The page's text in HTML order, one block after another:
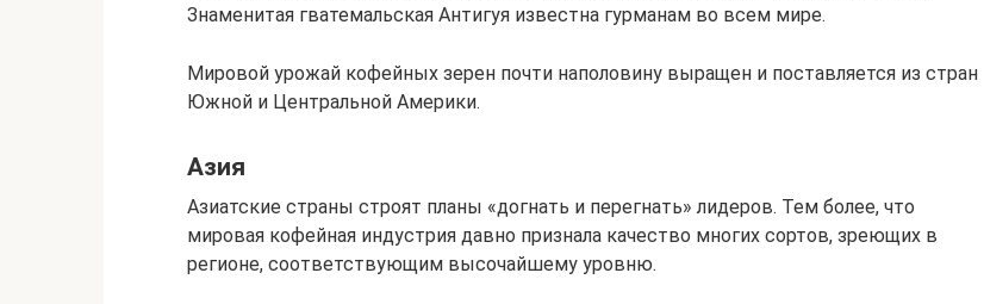
Знаменитая гватемальская Антигуя известна гурманам во всем мире.
Мировой урожай кофейных зерен почти наполовину выращен и поставляется из стран
Южной и Центральной Америки.
Азия
Азиатские страны строят планы «догнать и перегнать» лидеров. Тем более, что
мировая кофейная индустрия давно признала качество многих сортов, зреющих в
регионе, соответствующим высочайшему уровню.